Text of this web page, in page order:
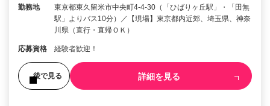
勤務地
東京都東久留米市中央町4-4-30（「ひばりヶ丘駅」・「田無
駅」よりバス10分）／【現場】東京都内近郊、埼玉県、神奈
川県（直行・直帰ＯＫ）
応募資格 経験者歓迎！
後で見る 詳細を見る